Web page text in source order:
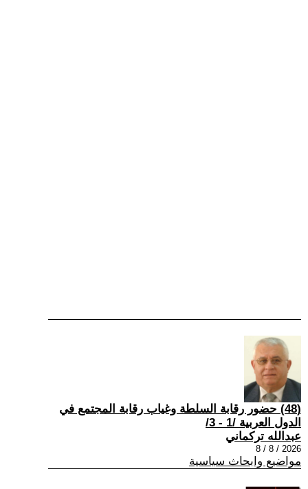
(48) حضور رقابة السلطة وغياب رقابة المجتمع في
الدول العربية /1 - 3/
عبدالله تركماني
2026 / 8 / 8
مواضيع وابحاث سياسية